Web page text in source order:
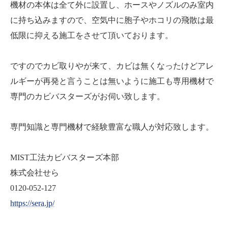
機材の本体は全て外に設置し、ホースやノズルのみ室内
に持ち込みますので、空気中に胞子やホコリの飛散は最
低限に抑える施工をさせて頂いております。
ですのでカビ取りやが来て、カビは無くなったけどアレ
ルギーが再発と言うことは無いように施工も専用機材で
専門のカビバスターズがお伺い致します。
専門知識と専門機材で経験豊富な職人が対応致します。
MIST工法カビバスターズ本部
株式会社せら
0120-052-127
https://sera.jp/